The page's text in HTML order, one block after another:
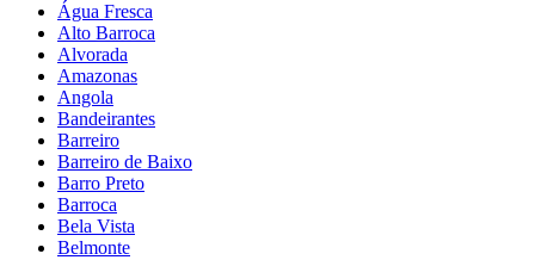
Água Fresca
Alto Barroca
Alvorada
Amazonas
Angola
Bandeirantes
Barreiro
Barreiro de Baixo
Barro Preto
Barroca
Bela Vista
Belmonte